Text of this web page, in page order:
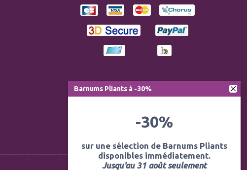
Barnums Pliants à -30%
-30%
sur une sélection de Barnums Pliants
disponibles immédiatement.
Jusqu'au 31 août seulement